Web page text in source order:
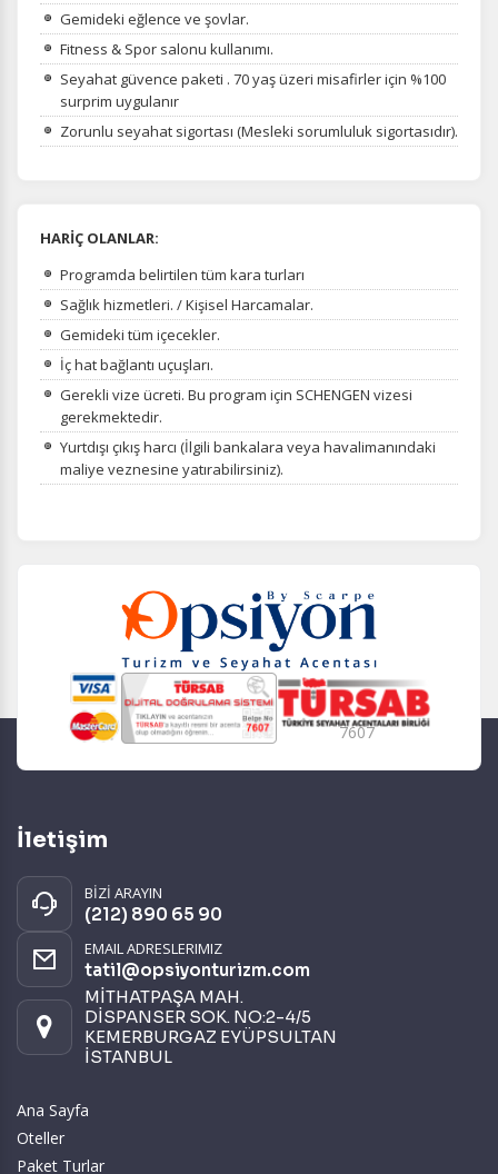
Gemideki eğlence ve şovlar.
Fitness & Spor salonu kullanımı.
Seyahat güvence paketi . 70 yaş üzeri misafirler için %100
surprim uygulanır
Zorunlu seyahat sigortası (Mesleki sorumluluk sigortasıdır).
HARİÇ OLANLAR:
Programda belirtilen tüm kara turları
Sağlık hizmetleri. / Kişisel Harcamalar.
Gemideki tüm içecekler.
İç hat bağlantı uçuşları.
Gerekli vize ücreti. Bu program için SCHENGEN vizesi
gerekmektedir.
Yurtdışı çıkış harcı (İlgili bankalara veya havalimanındaki
maliye veznesine yatırabilirsiniz).
7607
İletişim
BİZİ ARAYIN
(212) 890 65 90
EMAIL ADRESLERIMIZ
tatil@opsiyonturizm.com
MİTHATPAŞA MAH.
DİSPANSER SOK. NO:2-4/5
KEMERBURGAZ EYÜPSULTAN
İSTANBUL
Ana Sayfa
Oteller
Paket Turlar